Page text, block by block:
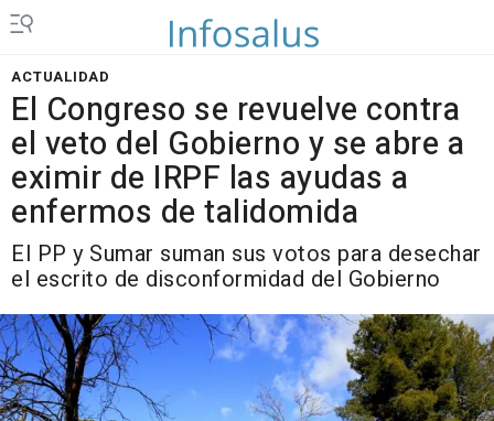
ACTUALIDAD
El Congreso se revuelve contra
el veto del Gobierno y se abre a
eximir de IRPF las ayudas a
enfermos de talidomida
El PP y Sumar suman sus votos para desechar
el escrito de disconformidad del Gobierno